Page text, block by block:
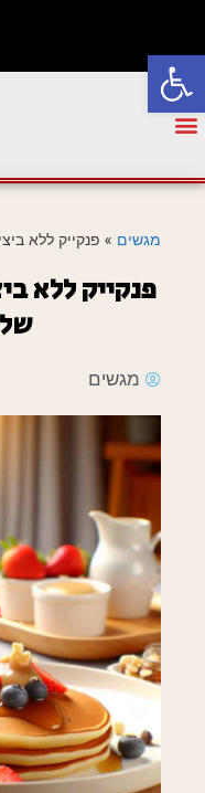
פתח סרגל נגישות
מגשים » פנקייק ללא
פנקייק ללא
מגשים